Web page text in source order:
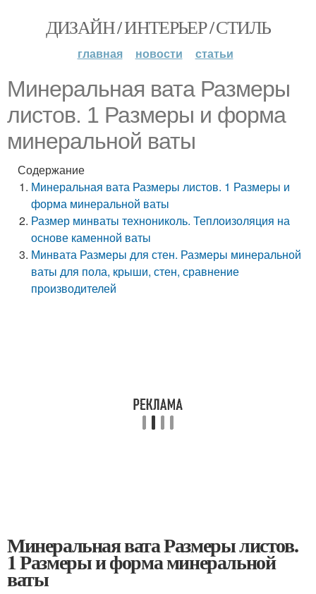
ДИЗАЙН / ИНТЕРЬЕР / СТИЛЬ
главная новости статьи
Минеральная вата Размеры
листов. 1 Размеры и форма
минеральной ваты
Содержание
Минеральная вата Размеры листов. 1 Размеры и
форма минеральной ваты
Размер минваты технониколь. Теплоизоляция на
основе каменной ваты
Минвата Размеры для стен. Размеры минеральной
ваты для пола, крыши, стен, сравнение
производителей
Минеральная вата Размеры листов.
1 Размеры и форма минеральной
ваты